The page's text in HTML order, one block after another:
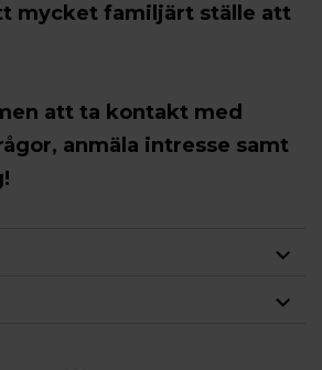
mycket familjärt ställe att
att ta kontakt med
anmäla intresse samt